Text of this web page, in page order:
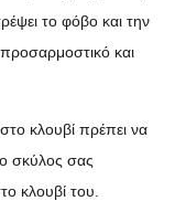
το φόβο και την
και
κλουβί πρέπει να
ο σκύλος σας
κλουβί του.